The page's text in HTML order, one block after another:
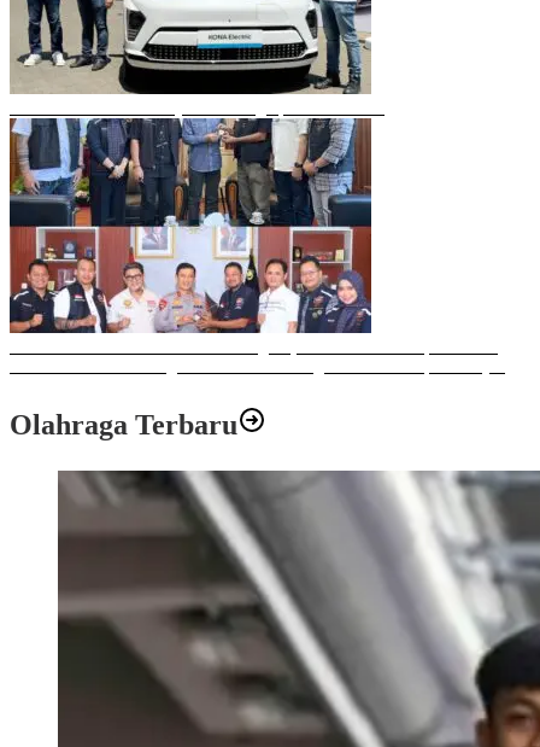
Olahraga Terbaru